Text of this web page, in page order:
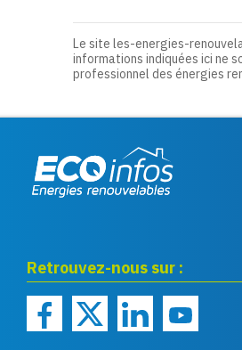
Le site les-energies-
informations indiquées ici ne
professionnel des énergies
Retrouvez-nous sur :